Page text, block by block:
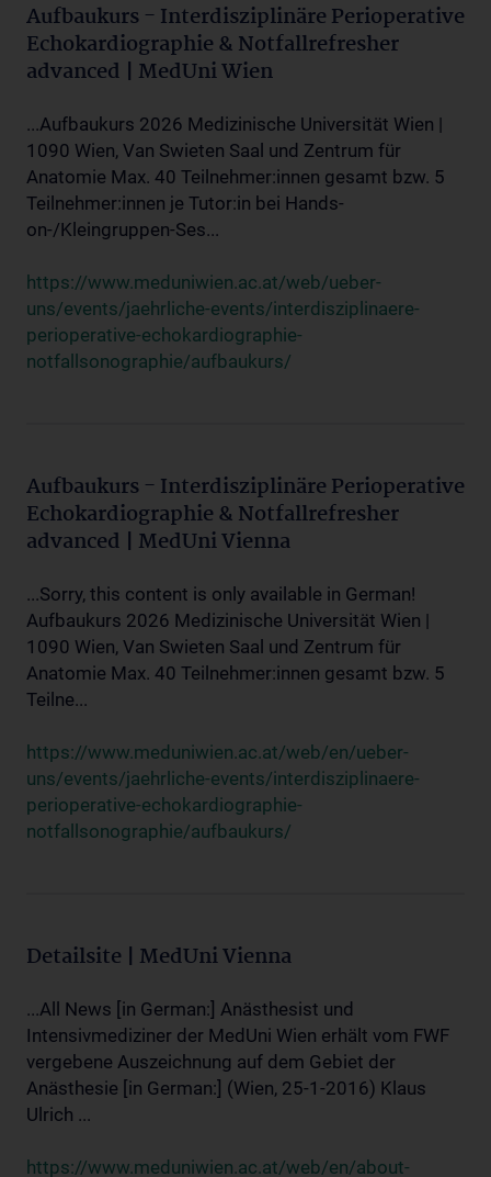
Aufbaukurs - Interdisziplinäre Perioperative
Echokardiographie & Notfallrefresher
advanced | MedUni Wien
...Aufbaukurs 2026 Medizinische Universität Wien |
1090 Wien, Van Swieten Saal und Zentrum für
Anatomie Max. 40 Teilnehmer:innen gesamt bzw. 5
Teilnehmer:innen je Tutor:in bei Hands-
on-/Kleingruppen-Ses...
https://www.meduniwien.ac.at/web/ueber-
uns/events/jaehrliche-events/interdisziplinaere-
perioperative-echokardiographie-
notfallsonographie/aufbaukurs/
Aufbaukurs - Interdisziplinäre Perioperative
Echokardiographie & Notfallrefresher
advanced | MedUni Vienna
...Sorry, this content is only available in German!
Aufbaukurs 2026 Medizinische Universität Wien |
1090 Wien, Van Swieten Saal und Zentrum für
Anatomie Max. 40 Teilnehmer:innen gesamt bzw. 5
Teilne...
https://www.meduniwien.ac.at/web/en/ueber-
uns/events/jaehrliche-events/interdisziplinaere-
perioperative-echokardiographie-
notfallsonographie/aufbaukurs/
Detailsite | MedUni Vienna
...All News [in German:] Anästhesist und
Intensivmediziner der MedUni Wien erhält vom FWF
vergebene Auszeichnung auf dem Gebiet der
Anästhesie [in German:] (Wien, 25-1-2016) Klaus
Ulrich ...
https://www.meduniwien.ac.at/web/en/about-